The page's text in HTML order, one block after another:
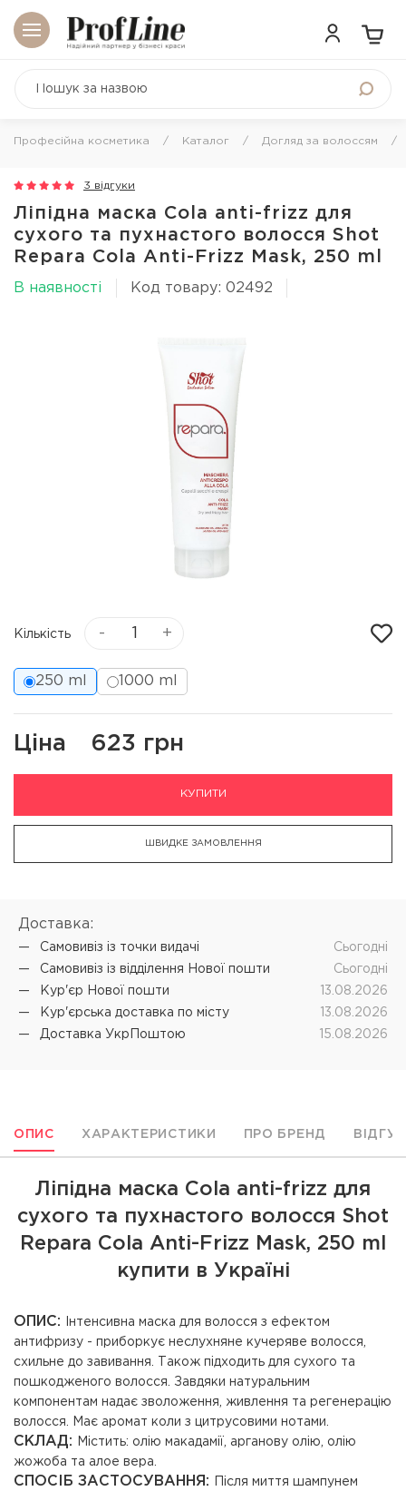
Професійна косметика Каталог Догляд за волоссям
3 відгуки
Ліпідна маска Cola anti-frizz для
сухого та пухнастого волосся Shot
Repara Cola Anti-Frizz Mask, 250 ml
В наявності Код товару: 02492
Кількість - +
250 ml 1000 ml
Ціна 623 грн
КУПИТИ
ШВИДКЕ ЗАМОВЛЕННЯ
Доставка:
Самовивіз iз точки видачі
Cьогодні
Самовивіз iз відділення Нової пошти
Cьогодні
Кур'єр Нової пошти
13.08.2026
Кур'єрська доставка по місту
13.08.2026
Доставка УкрПоштою
15.08.2026
ОПИС ХАРАКТЕРИСТИКИ ПРО БРЕНД
Ліпідна маска Cola anti-frizz для
сухого та пухнастого волосся Shot
Repara Cola Anti-Frizz Mask, 250 ml
купити в Україні
ОПИС:
Інтенсивна маска для волосся з ефектом
антифризу - приборкує неслухняне кучеряве волосся,
схильне до завивання. Також підходить для сухого та
пошкодженого волосся. Завдяки натуральним
компонентам надає зволоження, живлення та регенерацію
волосся. Має аромат коли з цитрусовими нотами.
СКЛАД:
Містить: олію макадамії, арганову олію, олію
жожоба та алое вера.
СПОСІБ ЗАСТОСУВАННЯ:
Після миття шампунем